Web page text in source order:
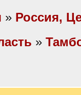
» Россия,
»